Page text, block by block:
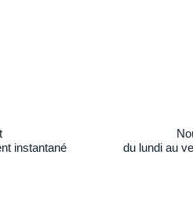
instantané
du lundi au